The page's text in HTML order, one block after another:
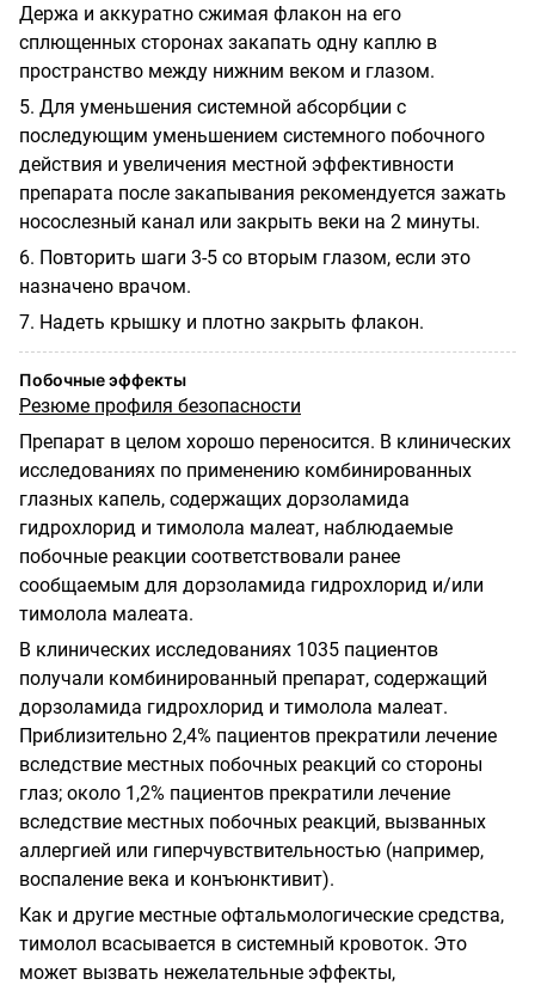
Держа и аккуратно сжимая флакон на его
сплющенных сторонах закапать одну каплю в
пространство между нижним веком и глазом.
5. Для уменьшения системной абсорбции с
последующим уменьшением системного побочного
действия и увеличения местной эффективности
препарата после закапывания рекомендуется зажать
носослезный канал или закрыть веки на 2 минуты.
6. Повторить шаги 3-5 со вторым глазом, если это
назначено врачом.
7. Надеть крышку и плотно закрыть флакон.
Побочные эффекты
Резюме профиля безопасности
Препарат в целом хорошо переносится. В клинических
исследованиях по применению комбинированных
глазных капель, содержащих дорзоламида
гидрохлорид и тимолола малеат, наблюдаемые
побочные реакции соответствовали ранее
сообщаемым для дорзоламида гидрохлорид и/или
тимолола малеата.
В клинических исследованиях 1035 пациентов
получали комбинированный препарат, содержащий
дорзоламида гидрохлорид и тимолола малеат.
Приблизительно 2,4% пациентов прекратили лечение
вследствие местных побочных реакций со стороны
глаз; около 1,2% пациентов прекратили лечение
вследствие местных побочных реакций, вызванных
аллергией или гиперчувствительностью (например,
воспаление века и конъюнктивит).
Как и другие местные офтальмологические средства,
тимолол всасывается в системный кровоток. Это
может вызвать нежелательные эффекты,